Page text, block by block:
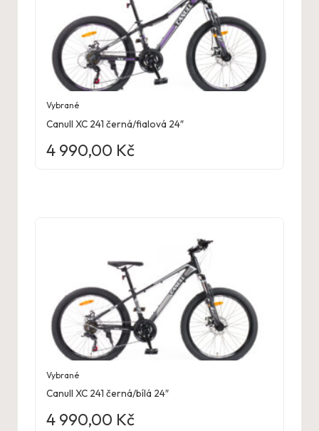
Vybrané
Canull XC 241 černá/fialová 24″
4 990,00 Kč
Vybrané
Canull XC 241 černá/bílá 24″
4 990,00 Kč